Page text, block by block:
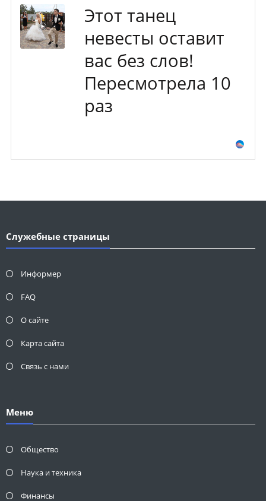
Этот танец
невесты оставит
вас без слов!
Пересмотрела 10
раз
Служебные страницы
Информер
FAQ
О сайте
Карта сайта
Связь с нами
Меню
Общество
Наука и техника
Финансы